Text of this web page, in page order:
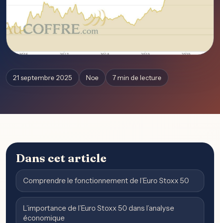
21 septembre 2025 Noe 7 min de lecture
Dans cet article
Comprendre le fonctionnement de l’Euro Stoxx 50
L’importance de l’Euro Stoxx 50 dans l’analyse
économique